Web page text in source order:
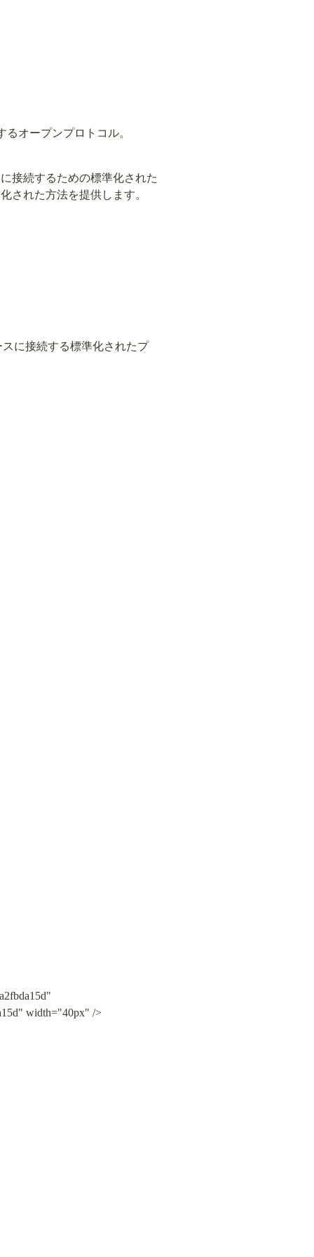
オープンプロトコル。
接続するための標準化された
された方法を提供します。
に接続する標準化されたプ
width="40px" />